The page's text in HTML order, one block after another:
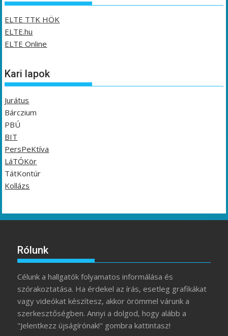
ELTE TTK HÖK
ELTE.hu
ELTE Online
Kari lapok
Jurátus
Bárczium
PBÚ
BIT
PersPeKtíva
LáTÓKör
TátKontúr
Kollázs
Rólunk
Célunk a hallgatók folyamatos informálása és
szórakoztatása. Ha érdekel az írás, esetleg grafikákat
vagy videókat készítesz, akkor örömmel várunk a
szerkesztőségben. Annyi a dolgod, hogy alább a
"Jelentkezz újságírónak!" gombra kattintasz!